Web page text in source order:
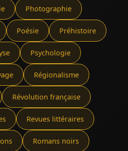
Photographie
Poésie Préhistoire
Psychologie
Régionalisme
Révolution française
Revues littéraires
Romans noirs